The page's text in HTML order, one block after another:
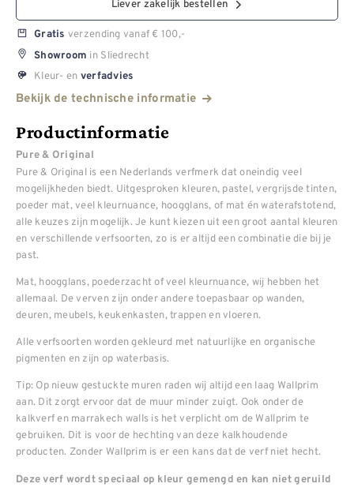
Liever zakelijk bestellen
Gratis verzending vanaf € 100,-
Showroom in Sliedrecht
Kleur- en verfadvies
Bekijk de technische informatie
Productinformatie
Pure & Original
Pure & Original is een Nederlands verfmerk dat oneindig veel
mogelijkheden biedt. Uitgesproken kleuren, pastel, vergrijsde tinten,
poeder mat, veel kleurnuance, hoogglans, of mat én waterafstotend,
alle keuzes zijn mogelijk. Je kunt kiezen uit een groot aantal kleuren
en verschillende verfsoorten, zo is er altijd een combinatie die bij je
past.
Mat, hoogglans, poederzacht of veel kleurnuance, wij hebben het
allemaal. De verven zijn onder andere toepasbaar op wanden,
deuren, meubels, keukenkasten, trappen en vloeren.
Alle verfsoorten worden gekleurd met natuurlijke en organische
pigmenten en zijn op waterbasis.
Tip: Op nieuw gestuckte muren raden wij altijd een laag Wallprim
aan. Dit zorgt ervoor dat de muur minder zuigt. Ook onder de
kalkverf en marrakech walls is het verplicht om de Wallprim te
gebruiken. Dit is voor de hechting van deze kalkhoudende
producten. Zonder Wallprim is er een kans dat de verf niet hecht.
Deze verf wordt speciaal op kleur gemengd en kan niet geruild